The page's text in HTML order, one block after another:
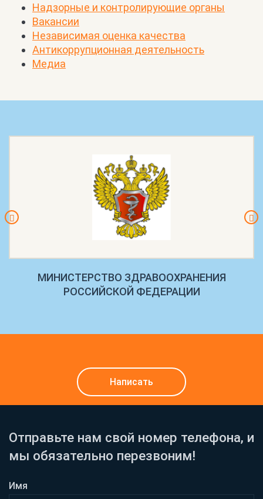
Надзорные и контролирующие органы
Вакансии
Независимая оценка качества
Антикоррупционная деятельность
Медиа
МИНИСТЕРСТВО ЗДРАВООХРАНЕНИЯ
РОССИЙСКОЙ ФЕДЕРАЦИИ
Написать
Отправьте нам свой номер телефона, и
мы обязательно перезвоним!
Имя